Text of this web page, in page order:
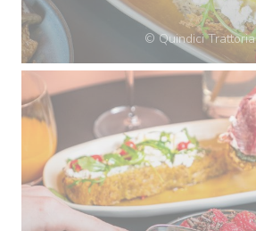
© Quindici Trattoria